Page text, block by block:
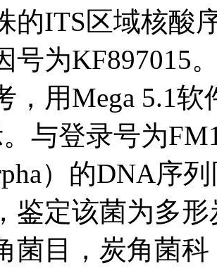
的ITS区域核酸
号为KF897015
，用Mega 5.1
与登录号为
）的DNA序
鉴定该菌为多
菌目，炭角菌